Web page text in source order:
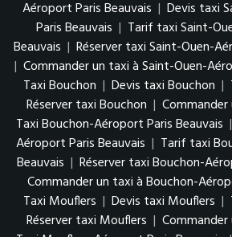
Aéroport Paris Beauvais | Devis taxi
Paris Beauvais | Tarif taxi Saint-
Beauvais | Réserver taxi Saint-Ouen-
| Commander un taxi à Saint-Ouen-
Taxi Bouchon | Devis taxi Bouchon |
Réserver taxi Bouchon |
Taxi Bouchon-Aéroport Paris Beauvais |
Aéroport Paris Beauvais | Tarif taxi
Beauvais | Réserver taxi Bouchon-
Commander un taxi à Bouchon-
Taxi Mouflers | Devis taxi Mouflers |
Réserver taxi Mouflers |